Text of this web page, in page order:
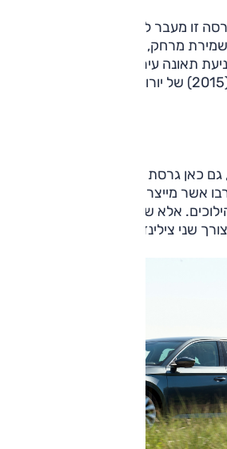
זו מעבר לשבע כריות אוויר גם
מרחק, ניטור לחץ אוויר בצמיגים,
תאונה עירונית. הסופרב נבחנה
גם כאן גרסת הבסיס המקומית מוצעת
אלא שכאן המנוע חמוש במנגנון